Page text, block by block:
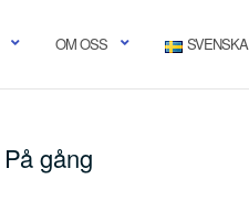
OM OSS SVENSKA
På gång